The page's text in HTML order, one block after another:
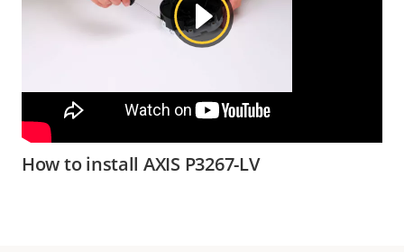
How to install AXIS P3267-LV